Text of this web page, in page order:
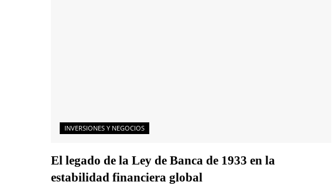
INVERSIONES Y NEGOCIOS
El legado de la Ley de Banca de 1933 en la
estabilidad financiera global